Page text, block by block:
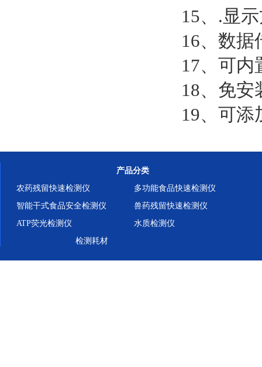
15、.显
16、数
17、可
18、免安
19、可添
产品分类
农药残留快速检测仪
多功能食品快速检测仪
智能干式食品安全检测仪
兽药残留快速检测仪
ATP荧光检测仪
水质检测仪
检测耗材